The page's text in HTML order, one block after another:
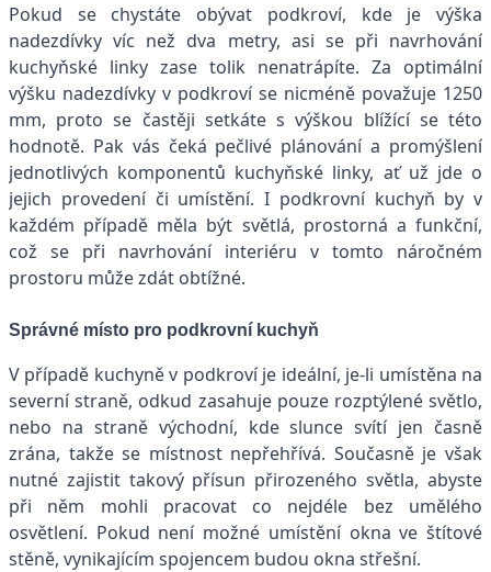
Pokud se chystáte obývat podkroví, kde je výška
nadezdívky víc než dva metry, asi se při navrhování
kuchyňské linky zase tolik nenatrápíte. Za optimální
výšku nadezdívky v podkroví se nicméně považuje 1250
mm, proto se častěji setkáte s výškou blížící se této
hodnotě. Pak vás čeká pečlivé plánování a promýšlení
jednotlivých komponentů kuchyňské linky, ať už jde o
jejich provedení či umístění. I podkrovní kuchyň by v
každém případě měla být světlá, prostorná a funkční,
což se při navrhování interiéru v tomto náročném
prostoru může zdát obtížné.
Správné místo pro podkrovní kuchyň
V případě kuchyně v podkroví je ideální, je-li umístěna na
severní straně, odkud zasahuje pouze rozptýlené světlo,
nebo na straně východní, kde slunce svítí jen časně
zrána, takže se místnost nepřehřívá. Současně je však
nutné zajistit takový přísun přirozeného světla, abyste
při něm mohli pracovat co nejdéle bez umělého
osvětlení. Pokud není možné umístění okna ve štítové
stěně, vynikajícím spojencem budou okna střešní.